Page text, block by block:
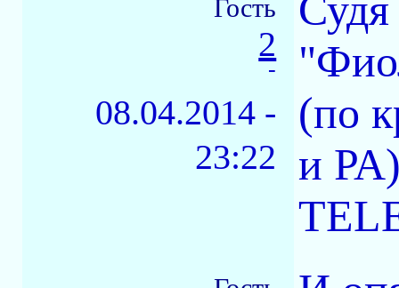
Гость
2
-
08.04.2014 -
23:22
(по
и